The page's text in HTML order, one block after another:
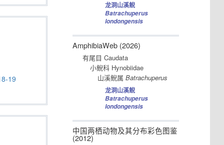
19
龙洞山溪鲵
Batrachuperus
londongensis
AmphibiaWeb (2026)
有尾目 Caudata
小鲵科 Hynobiidae
山溪鲵属Batrachuperus
龙洞山溪鲵
Batrachuperus
londongensis
中国两栖动物及其分布彩色图鉴
(2012)